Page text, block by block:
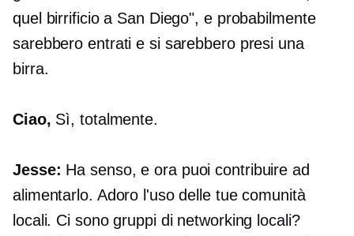
quel birrificio a San Diego", e probabilmente
sarebbero entrati e si sarebbero presi una
birra.
Ciao, Sì, totalmente.
Jesse: Ha senso, e ora puoi contribuire ad
alimentarlo. Adoro l'uso delle tue comunità
locali. Ci sono gruppi di networking locali?